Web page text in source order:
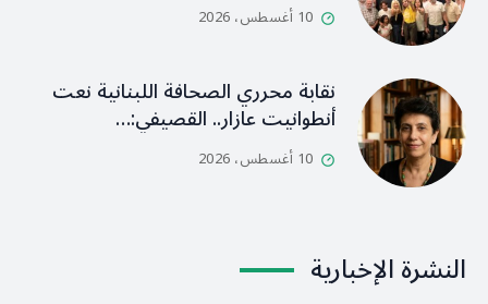
10 أغسطس، 2026
نقابة محرري الصحافة اللبنانية نعت
أنطوانيت عازار.. القصيفي:…
10 أغسطس، 2026
النشرة الإخبارية